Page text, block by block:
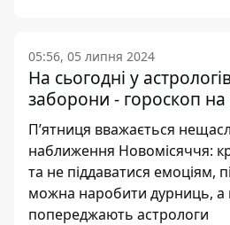
05:56, 05 липня 2024
На сьогодні у
заборони - гороскоп
П’ятниця вважається
наближення Новомісяччя:
та не піддаватися емоціям,
можна наробити дурниць, а
попереджають астрологи